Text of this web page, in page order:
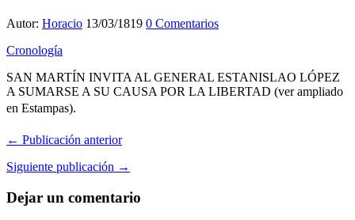
Autor: Horacio 13/03/1819 0 Comentarios
Cronología
SAN MARTÍN INVITA AL GENERAL ESTANISLAO LÓPEZ
A SUMARSE A SU CAUSA POR LA LIBERTAD (ver ampliado
en Estampas).
← Publicación anterior
Siguiente publicación →
Dejar un comentario